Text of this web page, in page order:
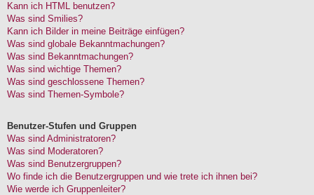
Kann ich HTML benutzen?
Was sind Smilies?
Kann ich Bilder in meine Beiträge einfügen?
Was sind globale Bekanntmachungen?
Was sind Bekanntmachungen?
Was sind wichtige Themen?
Was sind geschlossene Themen?
Was sind Themen-Symbole?
Benutzer-Stufen und Gruppen
Was sind Administratoren?
Was sind Moderatoren?
Was sind Benutzergruppen?
Wo finde ich die Benutzergruppen und wie trete ich ihnen bei?
Wie werde ich Gruppenleiter?